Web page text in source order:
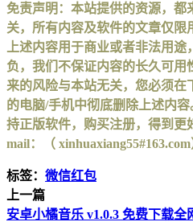
免责声明：本站提供的资源，都
关，所有内容及软件的文章仅
上述内容用于商业或者非法用
负，我们不保证内容的长久可
来的风险与本站无关，您必须在
的电脑/手机中彻底删除上述内
持正版软件，购买注册，得到更
mail：（ xinhuaxiang55#163.com
标签： 微信红包
上一篇
安卓小橘音乐 v1.0.3 免费下载全